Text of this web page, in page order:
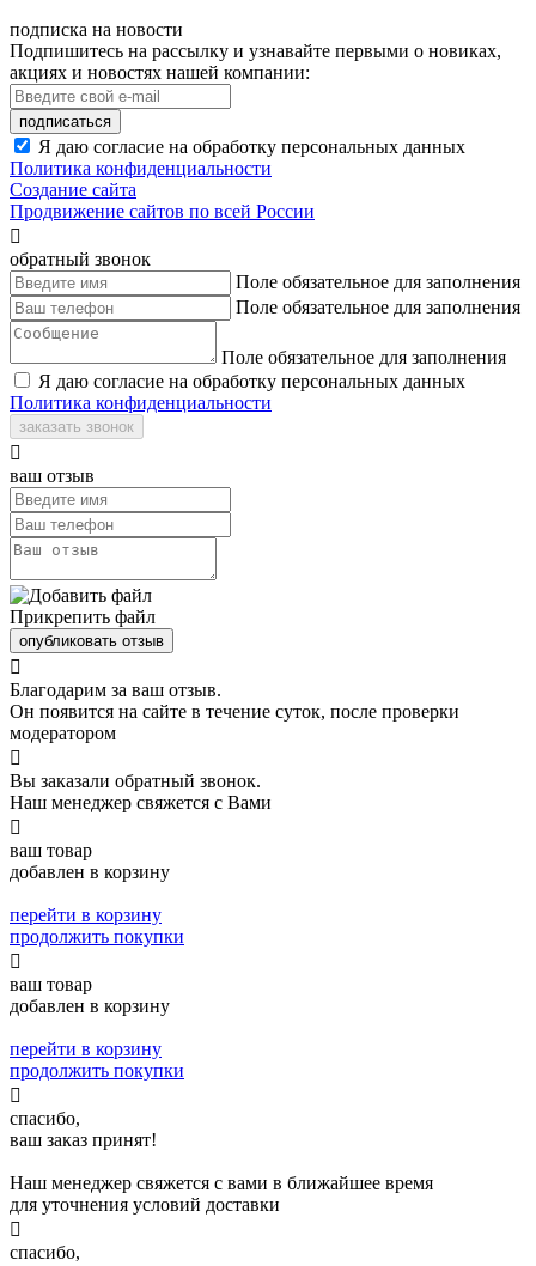
подписка на новости
Подпишитесь на рассылку и узнавайте первыми о новиках,
акциях и новостях нашей компании:
подписаться
Я даю согласие на обработку персональных данных
Политика конфиденциальности
Создание сайта
Продвижение сайтов по всей России

обратный звонок
Поле обязательное для заполнения
Поле обязательное для заполнения
Поле обязательное для заполнения
Я даю согласие на обработку персональных данных
Политика конфиденциальности
заказать звонок

ваш отзыв
Прикрепить файл
опубликовать отзыв

Благодарим за ваш отзыв.
Он появится на сайте в течение суток, после проверки
модератором

Вы заказали обратный звонок.
Наш менеджер свяжется с Вами

ваш товар
добавлен в корзину
перейти в корзину
продолжить покупки

ваш товар
добавлен в корзину
перейти в корзину
продолжить покупки

спасибо,
ваш заказ принят!
Наш менеджер свяжется с вами в ближайшее время
для уточнения условий доставки

спасибо,